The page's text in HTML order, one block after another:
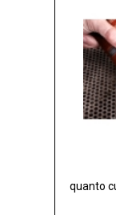
quanto